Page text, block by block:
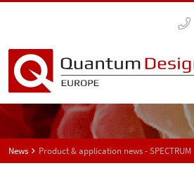
News Product & application news - SPECTRUM